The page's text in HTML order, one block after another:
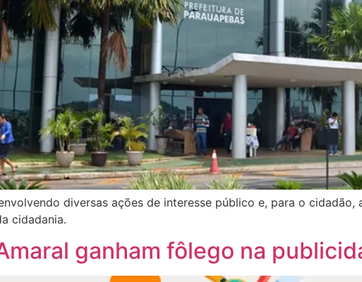
diversas ações de interesse público e, para o
cidadania.
ganham fôlego na